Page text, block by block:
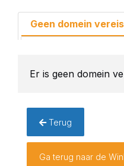
Geen domein
Er is geen domein
Terug
Ga terug naar de